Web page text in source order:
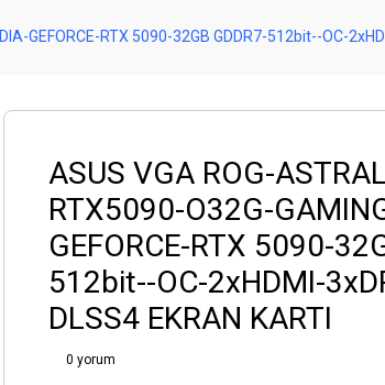
GEFORCE-RTX 5090-32GB GDDR7-512bit--OC-
ASUS VGA ROG-
RTX5090-O32G-
GEFORCE-RTX 5090-
512bit--OC-2xHDMI-
DLSS4 EKRAN KARTI
0 yorum